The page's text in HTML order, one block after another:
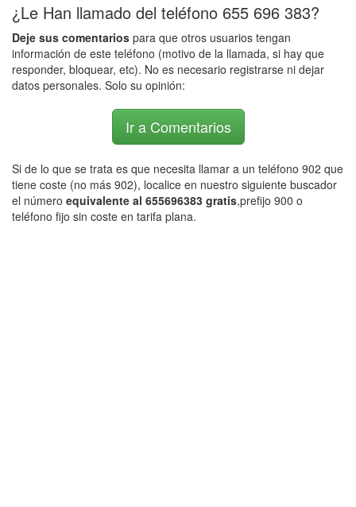
¿Le Han llamado del teléfono 655 696 383?
Deje sus comentarios para que otros usuarios tengan
información de este teléfono (motivo de la llamada, si hay que
responder, bloquear, etc). No es necesario registrarse ni dejar
datos personales. Solo su opinión:
Ir a Comentarios
Si de lo que se trata es que necesita llamar a un teléfono 902 que
tiene coste (no más 902), localice en nuestro siguiente buscador
el número equivalente al 655696383 gratis,prefijo 900 o
teléfono fijo sin coste en tarifa plana.